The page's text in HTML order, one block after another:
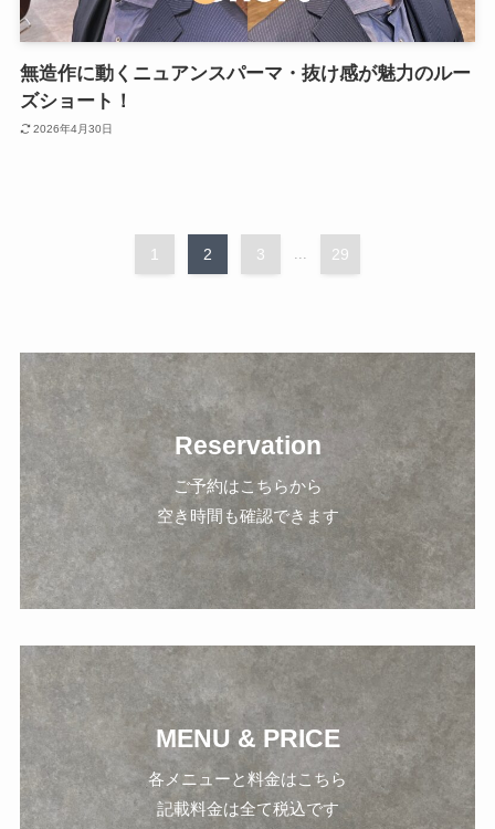
無造作に動くニュアンスパーマ・抜け感が魅力のルー
ズショート！
2026年4月30日
1 2 3 ... 29
Reservation
ご予約はこちらから
空き時間も確認できます
MENU & PRICE
各メニューと料金はこちら
記載料金は全て税込です